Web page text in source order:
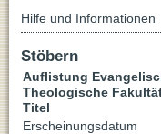
Hilfe und Informationen
Stöbern
Auflistung
Theologische
Titel
Erscheinungsdatum